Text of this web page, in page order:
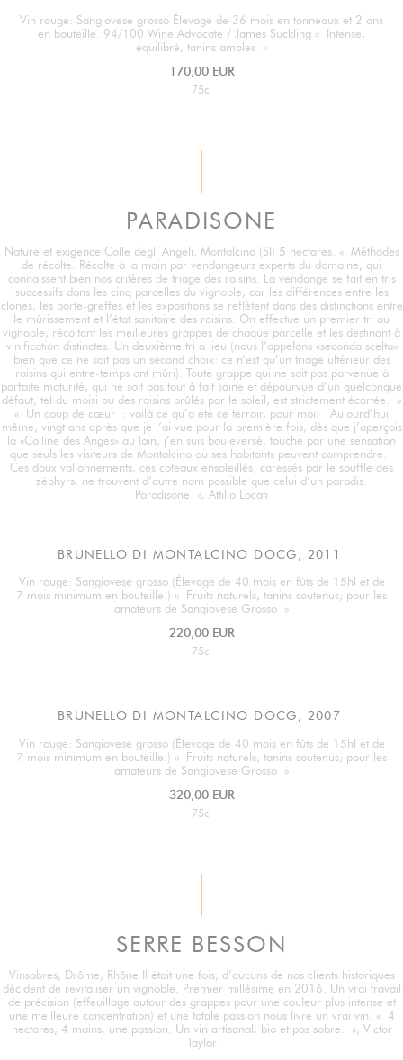
Vin rouge: Sangiovese grosso Élevage de 36 mois en tonneaux et 2 ans
en bouteille. 94/100 Wine Advocate / James Suckling « Intense,
équilibré, tanins amples »
170,00 EUR
75cl
PARADISONE
Nature et exigence Colle degli Angeli, Montalcino (SI) 5 hectares. « Méthodes
de récolte: Récolte à la main par vendangeurs experts du domaine, qui
connaissent bien nos critères de triage des raisins. La vendange se fait en tris
successifs dans les cinq parcelles du vignoble, car les différences entre les
clones, les porte-greffes et les expositions se reflètent dans des distinctions entre
le mûrissement et l’état sanitaire des raisins. On effectue un premier tri au
vignoble, récoltant les meilleures grappes de chaque parcelle et les destinant à
vinification distinctes. Un deuxième tri a lieu (nous l’appelons «seconda scelta»
bien que ce ne soit pas un second choix: ce n’est qu’un triage ultérieur des
raisins qui entre-temps ont mûri). Toute grappe qui ne soit pas parvenue à
parfaite maturité, qui ne soit pas tout à fait saine et dépourvue d’un quelconque
défaut, tel du moisi ou des raisins brûlés par le soleil, est strictement écartée. »
« Un coup de cœur : voilà ce qu’a été ce terroir, pour moi. Aujourd’hui
même, vingt ans après que je l’ai vue pour la première fois, dès que j’aperçois
la «Colline des Anges» au loin, j’en suis bouleversé, touché par une sensation
que seuls les visiteurs de Montalcino ou ses habitants peuvent comprendre.
Ces doux vallonnements, ces coteaux ensoleillés, caressés par le souffle des
zéphyrs, ne trouvent d’autre nom possible que celui d’un paradis:
Paradisone », Attilio Locati
BRUNELLO DI MONTALCINO DOCG, 2011
Vin rouge: Sangiovese grosso (Élevage de 40 mois en fûts de 15hl et de
7 mois minimum en bouteille.) « Fruits naturels, tanins soutenus; pour les
amateurs de Sangiovese Grosso »
220,00 EUR
75cl
BRUNELLO DI MONTALCINO DOCG, 2007
Vin rouge: Sangiovese grosso (Élevage de 40 mois en fûts de 15hl et de
7 mois minimum en bouteille.) « Fruits naturels, tanins soutenus; pour les
amateurs de Sangiovese Grosso »
320,00 EUR
75cl
SERRE BESSON
Vinsobres, Drôme, Rhône Il était une fois, d’aucuns de nos clients historiques
décident de revitaliser un vignoble. Premier millésime en 2016. Un vrai travail
de précision (effeuillage autour des grappes pour une couleur plus intense et
une meilleure concentration) et une totale passion nous livre un vrai vin. « 4
hectares, 4 mains, une passion. Un vin artisanal, bio et pas sobre. », Victor
Taylor